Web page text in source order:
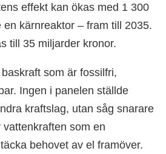
effekt kan ökas med 1 300
en kärnreaktor – fram till 2035.
till 35 miljarder kronor.
som är fossilfri,
Ingen i panelen ställde
kraftslag, utan såg snarare
som en
behovet av el framöver.